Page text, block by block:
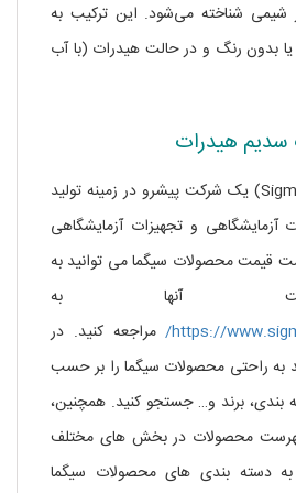
شناخته می‌شود. این ترکیب به
بدون رنگ و در حالت هیدرات (با آب
هیدرات
(Sigma) یک شرکت پیشرو در زمینه تولید
آزمایشگاهی و تجهیزات آزمایشگاهی
قیمت محصولات سیگما می توانید به
آنها به
https:// مراجعه کنید. در
به راحتی محصولات سیگما را بر حسب
بندی، برند و… جستجو کنید. همچنین،
فهرست محصولات در بخش های مختلف
دسته بندی های محصولات سیگما